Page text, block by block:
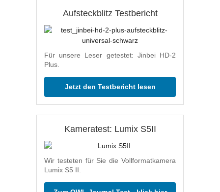
Aufsteckblitz Testbericht
Für unsere Leser getestet: Jinbei HD-2
Plus.
Jetzt den Testbericht lesen
Kameratest: Lumix S5II
Wir testeten für Sie die Vollformatkamera
Lumix S5 II.